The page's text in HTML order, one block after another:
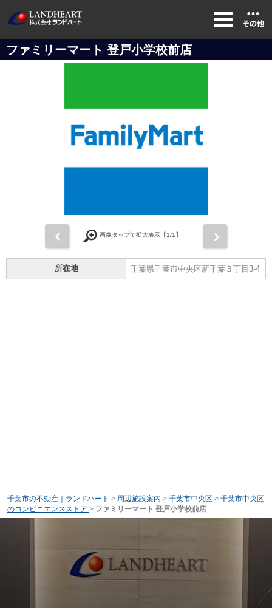
ファミリーマート 登戸小学校前店
画像タップで拡大表示【1/1】
所在地 千葉県千葉市中央区新千葉３丁目3-4
千葉市の不動産｜ランドハート > 周辺施設案内 > 千葉市中央区 > 千葉市中央区
のコンビニエンスストア > ファミリーマート 登戸小学校前店